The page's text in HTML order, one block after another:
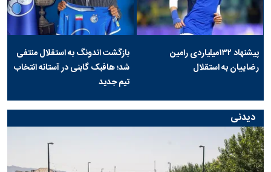
پیشنهاد ۱۳۲میلیاردی رامین
رضاییان به استقلال
بازگشت اندونگ به استقلال منتفی
شد؛ هافبک گابنی در آستانه انتخاب
تیم جدید
دیدنی